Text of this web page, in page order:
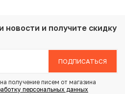
новости и получите скидку
ПОДПИСАТЬСЯ
на получение писем от магазина
персональных данных